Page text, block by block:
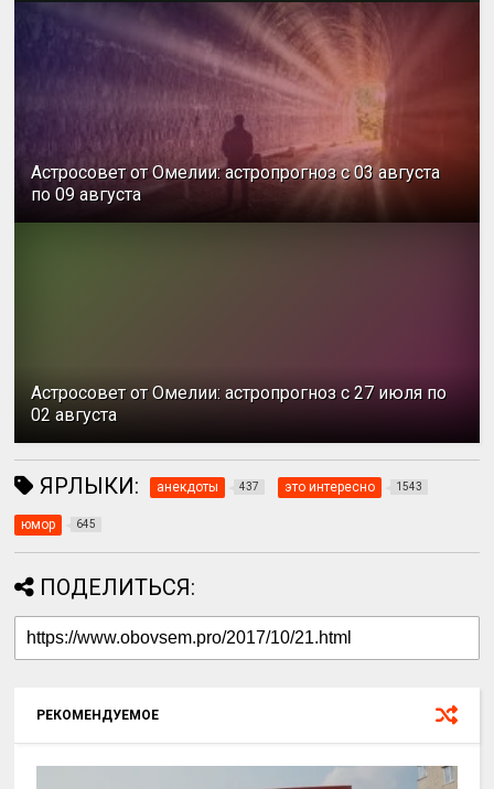
Астросовет от Омелии: астропрогноз с 03 августа
по 09 августа
Астросовет от Омелии: астропрогноз с 27 июля по
02 августа
ЯРЛЫКИ: анекдоты 437 это интересно 1543
юмор 645
ПОДЕЛИТЬСЯ:
РЕКОМЕНДУЕМОЕ